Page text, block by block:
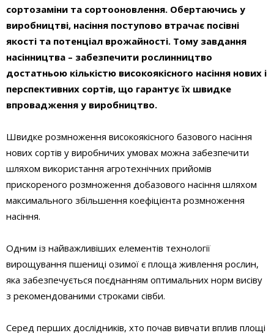
сортозаміни та сортооновлення. Обертаючись у
виробництві, насіння поступово втрачає посівні
якості та потенціал врожайності. Тому завдання
насінництва – забезпечити рослинництво
достатньою кількістю високоякісного насіння нових і
перспективних сортів, що гарантує їх швидке
впровадження у виробництво.
Швидке розмноження високоякісного базового насіння
нових сортів у виробничих умовах можна забезпечити
шляхом використання агротехнічних прийомів
прискореного розмноження добазового насіння шляхом
максимального збільшення коефіцієнта розмноження
насіння.
Одним із найважливіших елементів технології
вирощування пшениці озимої є площа живлення рослин,
яка забезпечується поєднанням оптимальних норм висіву
з рекомендованими строками сівби.
Серед перших дослідників, хто почав вивчати вплив площі